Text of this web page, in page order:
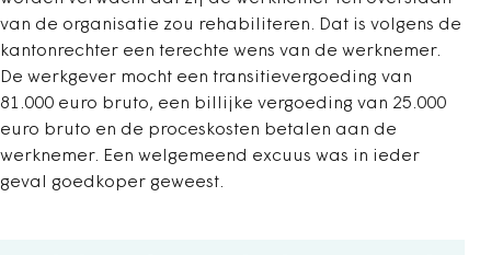
van de organisatie zou rehabiliteren. Dat is volgens de
kantonrechter een terechte wens van de werknemer.
De werkgever mocht een transitievergoeding van
81.000 euro bruto, een billijke vergoeding van 25.000
euro bruto en de proceskosten betalen aan de
werknemer. Een welgemeend excuus was in ieder
geval goedkoper geweest.